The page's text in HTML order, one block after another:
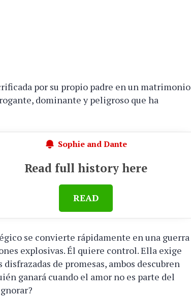
por su propio padre en un matrimonio
dominante y peligroso que ha
Sophie and Dante
Read full history here
READ
se convierte rápidamente en una guerra
explosivas. Él quiere control. Ella exige
de promesas, ambos descubren
ganará cuando el amor no es parte del